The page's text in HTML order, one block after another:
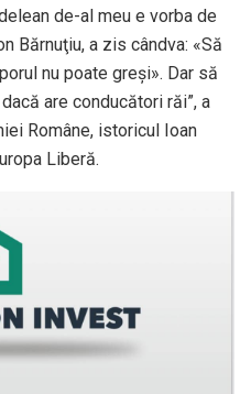
de-al meu e vorba de
Bărnuţiu, a zis cândva: «Să
nu poate greşi». Dar să
are conducători răi”, a
Române, istoricul Ioan
Liberă.